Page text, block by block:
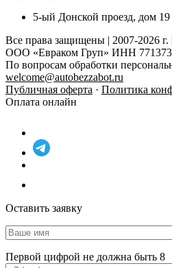
5-ый Донской проезд, дом 19
Все права защищены | 2007-2026
ООО «Евраком Груп» ИНН
По вопросам обработки
welcome@autobezzabot.ru
Публичная оферта · Политика
Оплата онлайн
Оставить заявку
Первой цифрой не должна быть 8